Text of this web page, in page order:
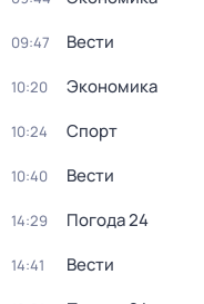
09:47 Вести
10:20 Экономика
10:24 Спорт
10:40 Вести
14:29 Погода 24
14:41 Вести